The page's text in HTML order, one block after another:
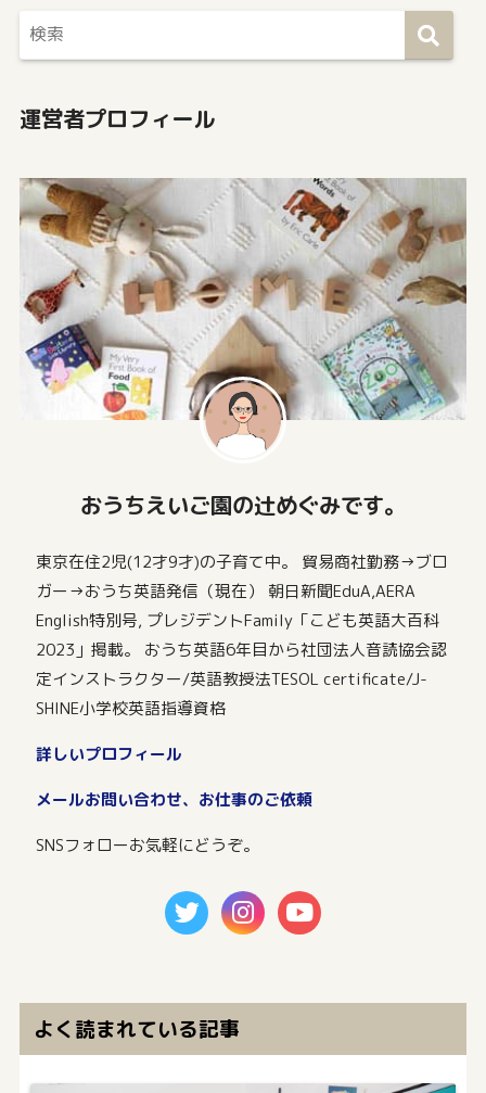
運営者プロフィール
おうちえいご園の辻めぐみです。
東京在住2児(12才9才)の子育て中。 貿易商社勤務→ブロ
ガー→おうち英語発信（現在） 朝日新聞EduA,AERA
English特別号, プレジデントFamily「こども英語大百科
2023」掲載。 おうち英語6年目から社団法人音読協会認
定インストラクター/英語教授法TESOL certificate/J-
SHINE小学校英語指導資格
詳しいプロフィール
メールお問い合わせ、お仕事のご依頼
SNSフォローお気軽にどうぞ。
よく読まれている記事